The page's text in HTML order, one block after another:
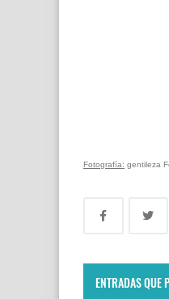
Fotografía: gentileza
ENTRADAS QUE